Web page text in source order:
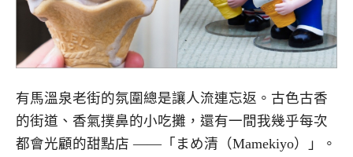
有馬溫泉老街的氛圍總是讓人流連忘返。古色古香
的街道、香氣撲鼻的小吃攤，還有一間我幾乎每次
都會光顧的甜點店 ——「まめ清（Mamekiyo）」。